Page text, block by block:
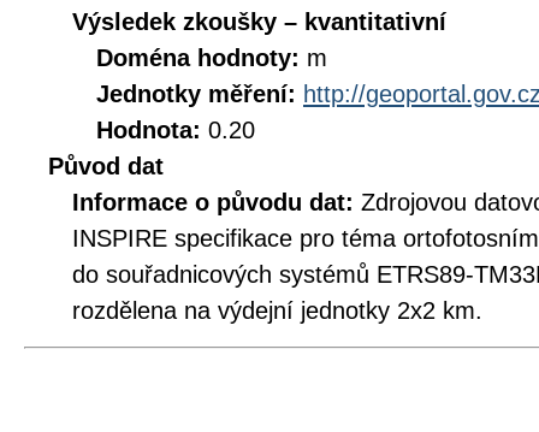
Výsledek zkoušky – kvantitativní
Doména hodnoty: m
Jednotky měření: http://
Hodnota: 0.20
Původ dat
Informace o původu dat: Zdrojovou
INSPIRE specifikace pro téma
do souřadnicových systémů ETRS89-
rozdělena na výdejní jednotky 2x2 km.